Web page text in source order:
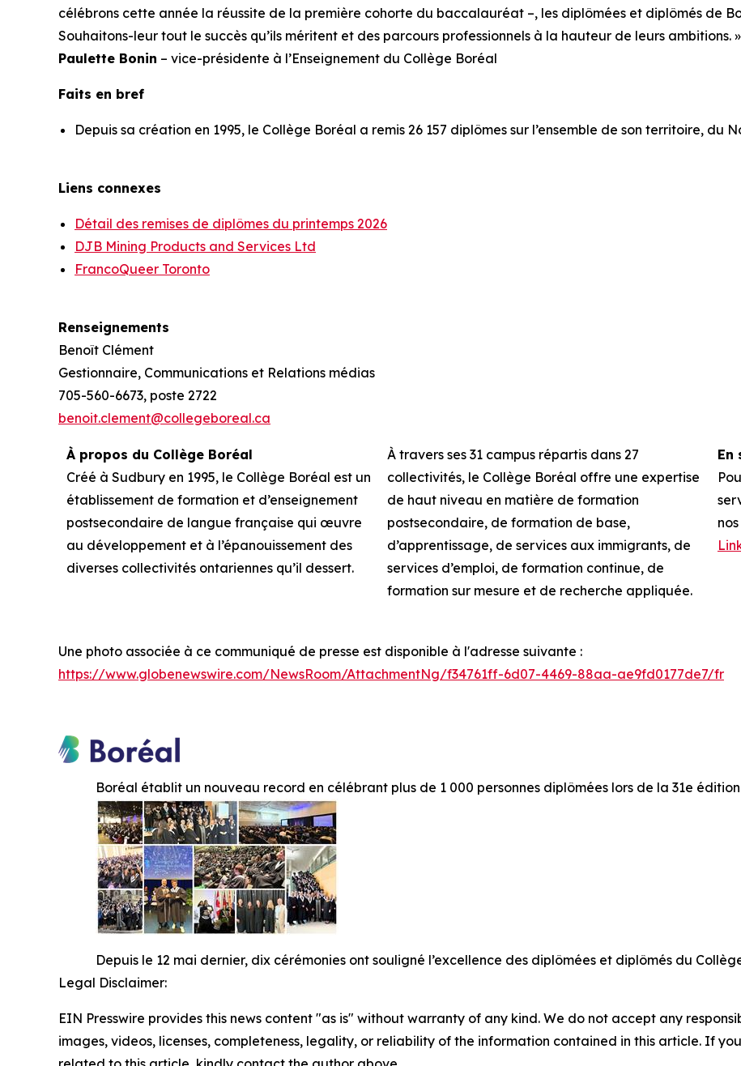
célébrons cette année la réussite de la première cohorte du baccalauréat –, les diplômées et diplômés de
Souhaitons-leur tout le succès qu’ils méritent et des parcours professionnels à la hauteur de leurs ambitions. »
Paulette Bonin – vice-présidente à l’Enseignement du Collège Boréal
Faits en bref
Depuis sa création en 1995, le Collège Boréal a remis 26 157 diplômes sur l’ensemble de son territoire, du
Liens connexes
Détail des remises de diplômes du printemps 2026
DJB Mining Products and Services Ltd
FrancoQueer Toronto
Renseignements
Benoît Clément
Gestionnaire, Communications et Relations médias
705-560-6673, poste 2722
benoit.clement@collegeboreal.ca
À propos du Collège Boréal
Créé à Sudbury en 1995, le Collège Boréal est un
établissement de formation et d’enseignement
postsecondaire de langue française qui œuvre
au développement et à l’épanouissement des
diverses collectivités ontariennes qu’il dessert.
À travers ses 31 campus répartis dans 27
collectivités, le Collège Boréal offre une expertise
de haut niveau en matière de formation
postsecondaire, de formation de base,
d’apprentissage, de services aux immigrants, de
services d’emploi, de formation continue, de
formation sur mesure et de recherche appliquée.
En
Une photo associée à ce communiqué de presse est disponible à l'adresse suivante :
https://www.globenewswire.com/NewsRoom/AttachmentNg/f34761ff-6d07-4469-88aa-ae9fd0177de7/fr
Boréal établit un nouveau record en célébrant plus de 1 000 personnes diplômées lors de la 31e
Depuis le 12 mai dernier, dix cérémonies ont souligné l’excellence des diplômées et diplômés du
Legal Disclaimer:
EIN Presswire provides this news content "as is" without warranty of any kind. We do not accept any
images, videos, licenses, completeness, legality, or reliability of the information contained in this article. If